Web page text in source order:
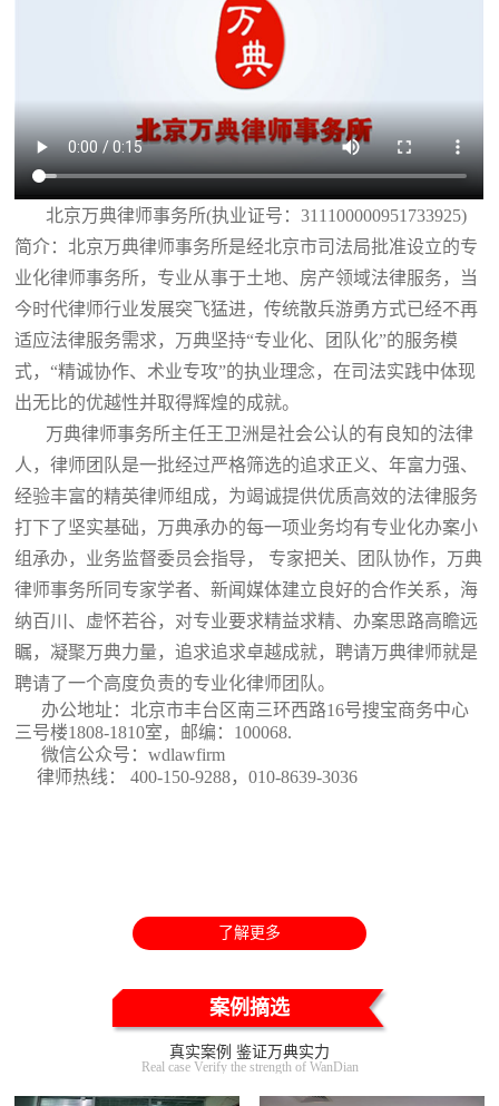
北京万典律师事务所(执业证号：311100000951733925)
简介：北京万典律师事务所是经北京市司法局批准设立的专
业化律师事务所，专业从事于土地、房产领域法律服务，当
今时代律师行业发展突飞猛进，传统散兵游勇方式已经不再
适应法律服务需求，万典坚持“专业化、团队化”的服务模
式，“精诚协作、术业专攻”的执业理念，在司法实践中体现
出无比的优越性并取得辉煌的成就。
万典律师事务所主任王卫洲是社会公认的有良知的法律
人，律师团队是一批经过严格筛选的追求正义、年富力强、
经验丰富的精英律师组成，为竭诚提供优质高效的法律服务
打下了坚实基础，万典承办的每一项业务均有专业化办案小
组承办，业务监督委员会指导， 专家把关、团队协作，万典
律师事务所同专家学者、新闻媒体建立良好的合作关系，海
纳百川、虚怀若谷，对专业要求精益求精、办案思路高瞻远
瞩，凝聚万典力量，追求追求卓越成就，聘请万典律师就是
聘请了一个高度负责的专业化律师团队。
办公地址：北京市丰台区南三环西路16号搜宝商务中心
三号楼1808-1810室 ，邮编：100068.
微信公众号：wdlawfirm
律师热线： 400-150-9288，010-8639-3036
了解更多
案例摘选
真实案例 鉴证万典实力
Real case Verify the strength of WanDian